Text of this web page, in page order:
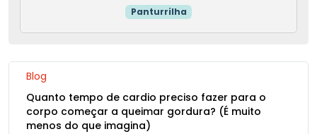
Panturrilha
Blog
Quanto tempo de cardio preciso fazer para o
corpo começar a queimar gordura? (É muito
menos do que imagina)